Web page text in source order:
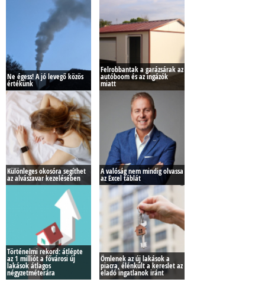
Ne égess! A jó levegő közös
értékünk
Felrobbantak a garázsárak az
autóboom és az ingázók
miatt
Különleges okosóra segíthet
az alvászavar kezelésében
A valóság nem mindig olvassa
az Excel táblát
Történelmi rekord: átlépte
az 1 milliót a fővárosi új
lakások átlagos
négyzetméterára
Ömlenek az új lakások a
piacra, élénkült a kereslet az
eladó ingatlanok iránt